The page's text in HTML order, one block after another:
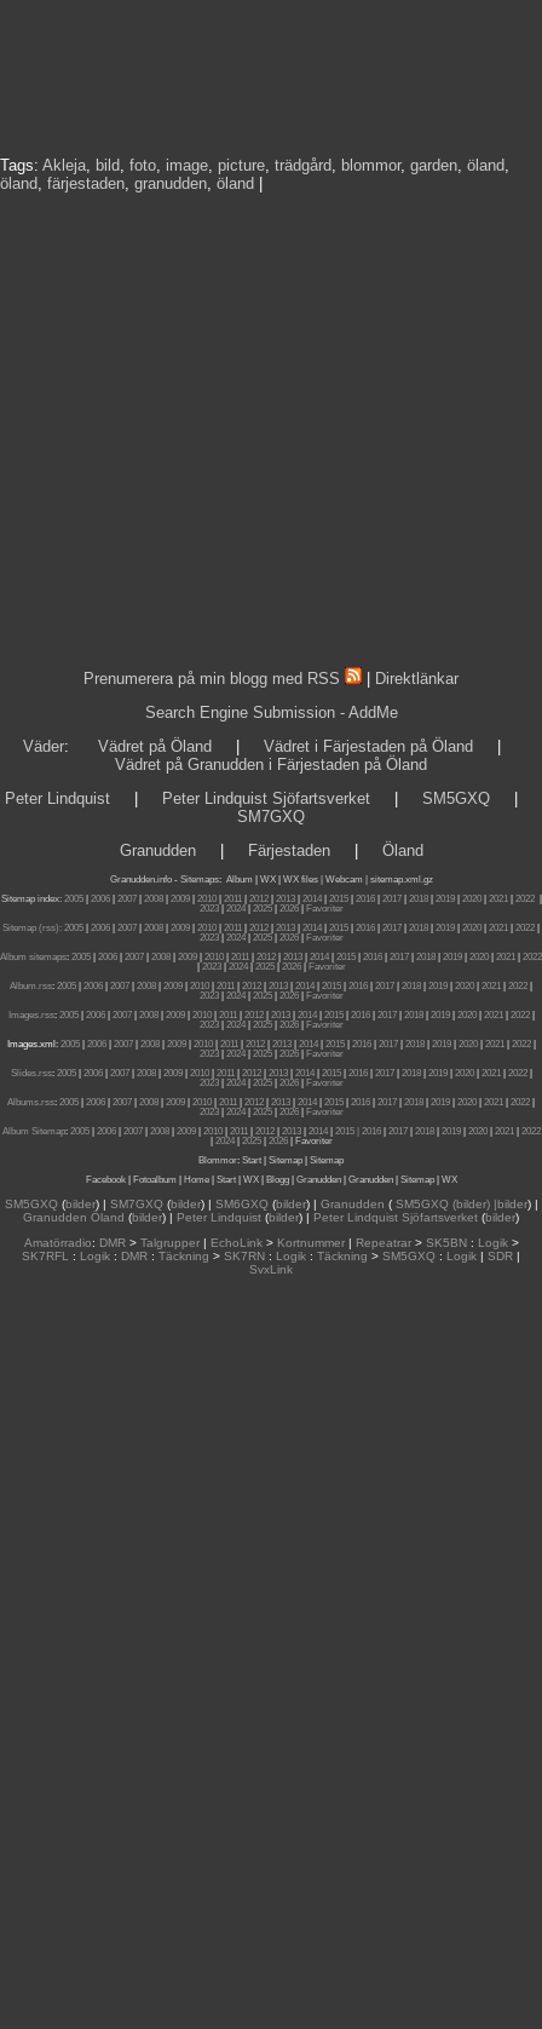
Tags: Akleja, bild, foto, image, picture, trädgård, blommor, garden, öland,
öland, färjestaden, granudden, öland
Prenumerera på min blogg med RSS
Direktlänkar
Search Engine Submission - AddMe
Väder: Vädret på Öland Vädret i Färjestaden på Öland
Vädret på Granudden i Färjestaden på Öland
Peter Lindquist
Peter Lindquist Sjöfartsverket SM5GXQ
SM7GXQ
Granudden| Färjestaden| Öland
Granudden.info- Sitemaps: Album WX WX files | Webcam |
sitemap.xml.gz
Sitemap index: 2005| 2006| 2007| 2008| 2009| 2010| 2011| 2012| 2013| 2014| 2015| 2016| 2017| 2018| 2019| 2020| 2021| 2022|
2023| 2024| 2025| 2026|
Favoriter
Sitemap (rss): 2005 2006 2007 2008 2009 2010 2011 2012 2013 2014 2015 2016 2017 2018 2019 2020 2021 2022
2023| 2024| 2025| 2026|
Favoriter
Album sitemaps: 2005 2006 2007 2008 2009 2010 2011 2012 2013 2014 2015 2016 2017 2018 2019 2020 2021
2022
2023| 2024| 2025| 2026|
Favoriter
Album.rss: 2005 2006 2007 2008 2009 2010 2011 2012 2013 2014 2015 2016 2017 2018 2019 2020 2021 2022
2023| 2024| 2025| 2026|
Favoriter
Images.rss: 2005| 2006| 2007| 2008| 2009| 2010| 2011| 2012| 2013| 2014| 2015| 2016| 2017| 2018| 2019| 2020| 2021| 2022|
2023| 2024| 2025| 2026|
Favoriter
Images.xml: 2005| 2006| 2007| 2008| 2009| 2010| 2011| 2012| 2013| 2014| 2015| 2016| 2017| 2018| 2019| 2020| 2021| 2022|
2023| 2024| 2025| 2026|
Favoriter
Slides.rss: 2005| 2006| 2007| 2008| 2009| 2010| 2011| 2012| 2013| 2014| 2015| 2016| 2017| 2018| 2019| 2020| 2021| 2022|
2023| 2024| 2025| 2026|
Favoriter
Albums.rss: 2005 2006 2007 2008 2009 2010 2011 2012 2013 2014 2015 2016 2017 2018 2019 2020 2021 2022
2023| 2024| 2025| 2026|
Favoriter
Album Sitemap: 2005| 2006| 2007| 2008| 2009| 2010| 2011| 2012| 2013| 2014| 2015 | 2016| 2017| 2018| 2019| 2020| 2021| 2022
2024| 2025| 2026|
Favoriter
Blommor: Start Sitemap
Sitemap
Facebook| Fotoalbum Home| Start| WX| Blogg| Granudden| Granudden| Sitemap| WX
SM5GXQ(bilder) | SM7GXQ(bilder) | SM6GXQ(bilder) | Granudden (SM5GXQ (bilder) |bilder) |
Granudden Öland (bilder) | Peter Lindquist (bilder) | Peter Lindquist Sjöfartsverket (bilder)
Amatörradio: DMR> Talgrupper| EchoLink> Kortnummer| Repeatrar> SK5BN: Logik>
SK7RFL
: Logik : DMR : Täckning > SK7RN : Logik : Täckning > SM5GXQ : Logik | SDR |
SvxLink